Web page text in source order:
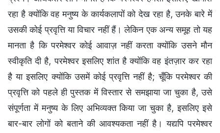
रहा है क्योंकि वह मनुष्य के कार्यकलापों को देख रहा है, उनके बारे में
उसकी कोई प्रवृत्ति या विचार नहीं हैं। लेकिन एक अन्य समूह तो यह
मानता है कि परमेश्वर कोई आवाज़ नहीं करता क्योंकि उसने मौन
स्वीकृति दी है, परमेश्वर इसलिए शांत है क्योंकि वह इंतज़ार कर रहा
है या इसलिए क्योंकि उसमें कोई प्रवृत्ति नहीं है; चूँकि परमेश्वर की
प्रवृत्ति को पहले ही पुस्तक में विस्तार से समझाया जा चुका है, उसे
संपूर्णता में मनुष्य के लिए अभिव्यक्त किया जा चुका है, इसलिए इसे
बार-बार लोगों को बताने की आवश्यकता नहीं है। यद्यपि परमेश्वर